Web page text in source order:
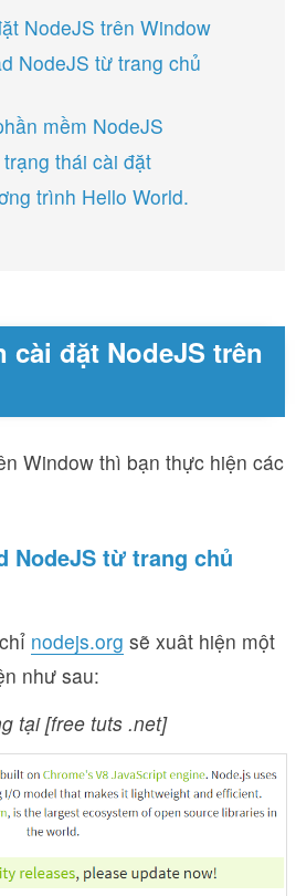
NodeJS trên Window
NodeJS từ trang chủ
mềm NodeJS
thái cài đặt
trình Hello World.
cài đặt NodeJS trên
Window thì bạn thực hiện các
NodeJS từ trang chủ
nodejs.org sẽ xuât hiện một
như sau:
tại [free tuts .net]